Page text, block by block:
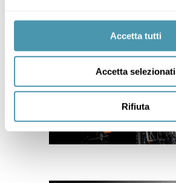
Accetta tutti
Accetta selezionati
Rifiuta